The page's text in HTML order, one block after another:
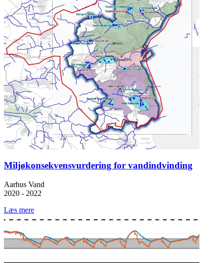
Miljøkonsekvensvurdering for vandindvinding
Aarhus Vand
2020 - 2022
Læs mere